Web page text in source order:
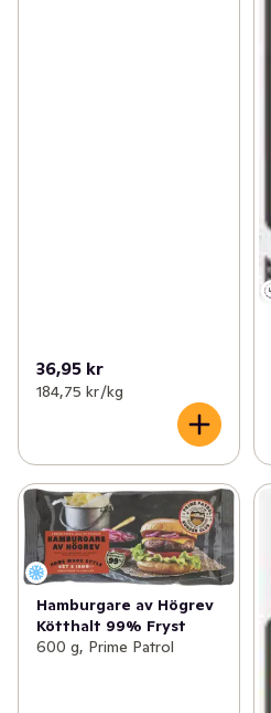
36,95 kr
184,75 kr /kg
Hamburgare av Högrev
Kötthalt 99% Fryst
600 g, Prime Patrol